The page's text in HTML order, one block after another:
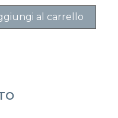
al carrello